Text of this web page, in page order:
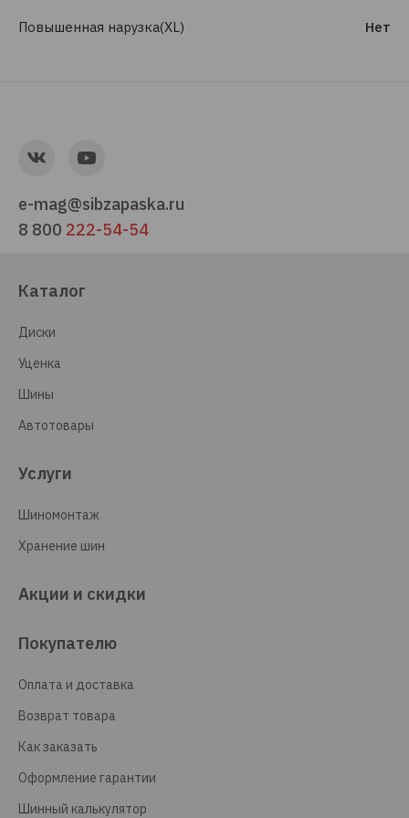
Повышенная нарузка(XL) Нет
e-mag@sibzapaska.ru
8 800 222-54-54
Каталог
Диски
Уценка
Шины
Автотовары
Услуги
Шиномонтаж
Хранение шин
Акции и скидки
Покупателю
Оплата и доставка
Возврат товара
Как заказать
Оформление гарантии
Шинный калькулятор